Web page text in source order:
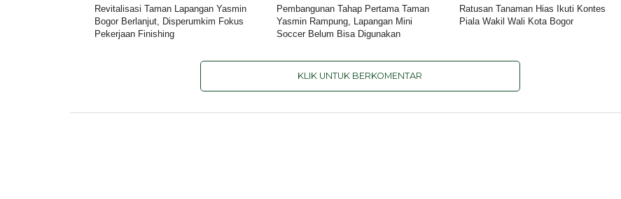
Revitalisasi Taman Lapangan Yasmin
Bogor Berlanjut, Disperumkim Fokus
Pekerjaan Finishing
Pembangunan Tahap Pertama Taman
Yasmin Rampung, Lapangan Mini
Soccer Belum Bisa Digunakan
Ratusan Tanaman Hias Ikuti Kontes
Piala Wakil Wali Kota Bogor
KLIK UNTUK BERKOMENTAR